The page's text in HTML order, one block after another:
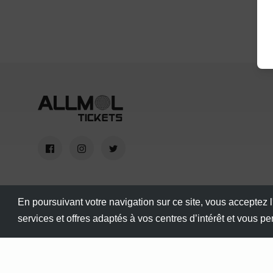
En poursuivant votre navigation sur ce site, vous
services et offres adaptés à vos centres d’intérêt et vous